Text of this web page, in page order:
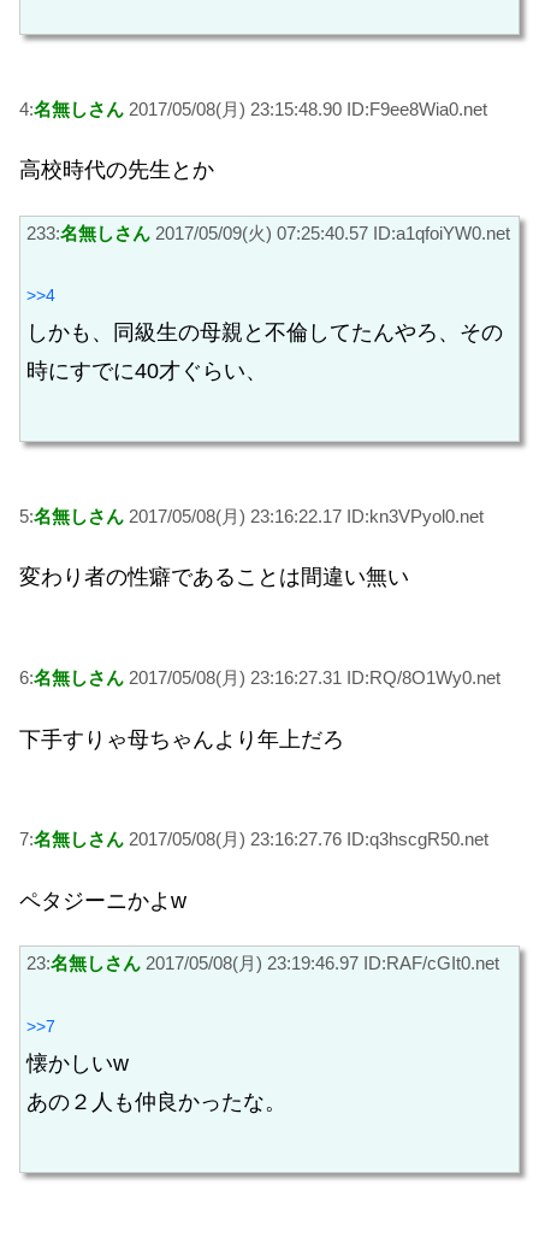
4:名無しさん 2017/05/08(月) 23:15:48.90 ID:F9ee8Wia0.net
高校時代の先生とか
233:名無しさん 2017/05/09(火) 07:25:40.57 ID:a1qfoiYW0.net
>>4
しかも、同級生の母親と不倫してたんやろ、その
時にすでに40才ぐらい、
5:名無しさん 2017/05/08(月) 23:16:22.17 ID:kn3VPyol0.net
変わり者の性癖であることは間違い無い
6:名無しさん 2017/05/08(月) 23:16:27.31 ID:RQ/8O1Wy0.net
下手すりゃ母ちゃんより年上だろ
7:名無しさん 2017/05/08(月) 23:16:27.76 ID:q3hscgR50.net
ペタジーニかよw
23:名無しさん 2017/05/08(月) 23:19:46.97 ID:RAF/cGIt0.net
>>7
懐かしいw
あの２人も仲良かったな。